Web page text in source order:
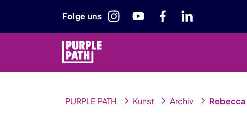
Folge uns
PURPLE PATH Kunst Archiv Rebecca